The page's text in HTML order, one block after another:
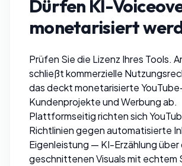
Dürfen KI-
monetarisiert
Prüfen Sie die Lizenz Ihres Tools.
schließt kommerzielle
das deckt monetarisierte
Kundenprojekte und Werbung ab.
Plattformseitig richten sich
Richtlinien gegenautomatisierte
Eigenleistung — KI-Erzählung über
geschnittenen Visuals mit echtem